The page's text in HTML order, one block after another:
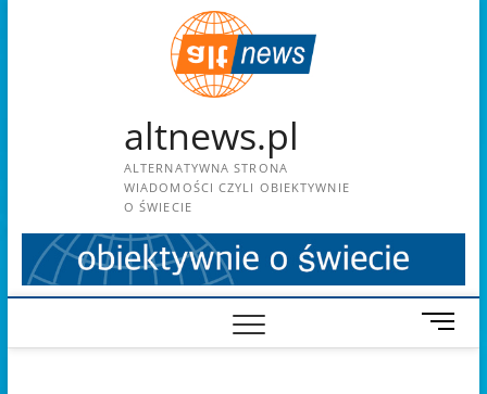
altnews.pl
ALTERNATYWNA STRONA
WIADOMOŚCI CZYLI OBIEKTYWNIE
O ŚWIECIE
M
e